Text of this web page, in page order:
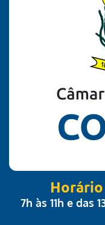
7h às 11h e das